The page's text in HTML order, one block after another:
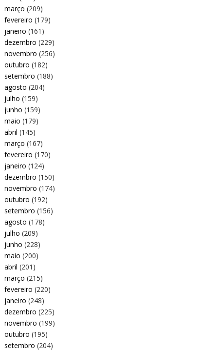
março (209)
fevereiro (179)
janeiro (161)
dezembro (229)
novembro (256)
outubro (182)
setembro (188)
agosto (204)
julho (159)
junho (159)
maio (179)
abril (145)
março (167)
fevereiro (170)
janeiro (124)
dezembro (150)
novembro (174)
outubro (192)
setembro (156)
agosto (178)
julho (209)
junho (228)
maio (200)
abril (201)
março (215)
fevereiro (220)
janeiro (248)
dezembro (225)
novembro (199)
outubro (195)
setembro (204)